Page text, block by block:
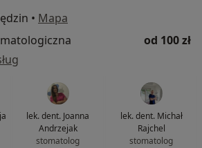
• Mapa
od 100 zł
lek. dent. Joanna
Andrzejak
stomatolog
lek. dent. Michał
Rajchel
stomatolog